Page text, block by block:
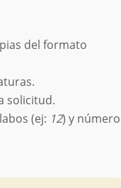
del formato
solicitud.
(ej: 12) y número